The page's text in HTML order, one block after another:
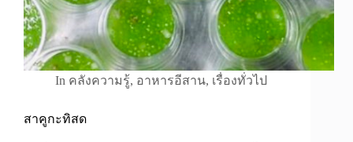
In คลังความรู้, อาหารอีสาน, เรื่องทั่วไป
สาคูกะทิสด